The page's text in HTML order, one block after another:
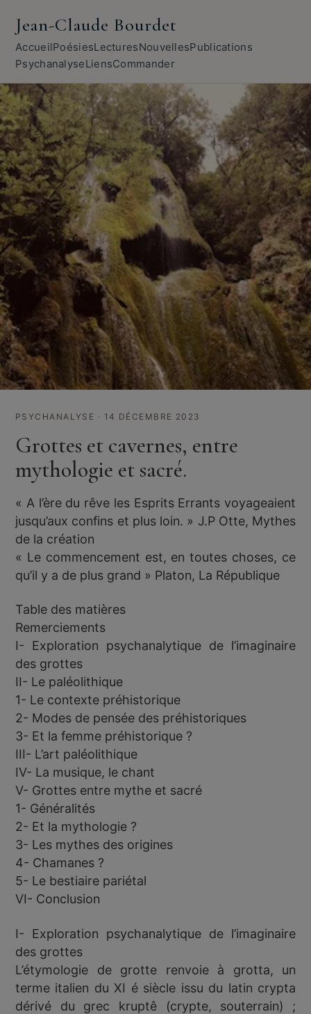
Jean-Claude Bourdet
AccueilPoésiesLecturesNouvellesPublications
PsychanalyseLiensCommander
PSYCHANALYSE · 14 DÉCEMBRE 2023
Grottes et cavernes, entre
mythologie et sacré.
« A l’ère du rêve les Esprits Errants voyageaient
jusqu’aux confins et plus loin. » J.P Otte, Mythes
de la création
« Le commencement est, en toutes choses, ce
qu’il y a de plus grand » Platon, La République
Table des matières
Remerciements
I- Exploration psychanalytique de l’imaginaire
des grottes
II- Le paléolithique
1- Le contexte préhistorique
2- Modes de pensée des préhistoriques
3- Et la femme préhistorique ?
III- L’art paléolithique
IV- La musique, le chant
V- Grottes entre mythe et sacré
1- Généralités
2- Et la mythologie ?
3- Les mythes des origines
4- Chamanes ?
5- Le bestiaire pariétal
VI- Conclusion
I- Exploration psychanalytique de l’imaginaire
des grottes
L’étymologie de grotte renvoie à grotta, un
terme italien du XI é siècle issu du latin crypta
dérivé du grec kruptê (crypte, souterrain) ;